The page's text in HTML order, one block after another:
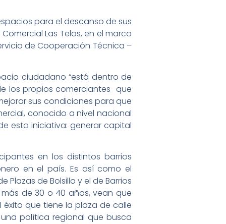
para el descanso de sus
Las Telas, en el marco
de Cooperación Técnica –
ciudadano “está dentro de
los propios comerciantes que
sus condiciones para que
conocido a nivel nacional
esta iniciativa: generar capital
en los distintos barrios
en el país. Es así como el
de Bolsillo y el de Barrios
de 30 o 40 años, vean que
éxito que tiene la plaza de calle
política regional que busca